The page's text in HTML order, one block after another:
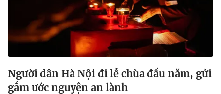
Người dân Hà Nội đi lễ chùa đầu năm, gửi
gắm ước nguyện an lành